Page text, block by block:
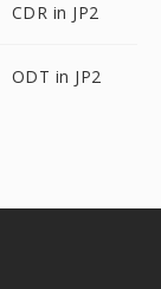
CDR in JP2
ODT in JP2